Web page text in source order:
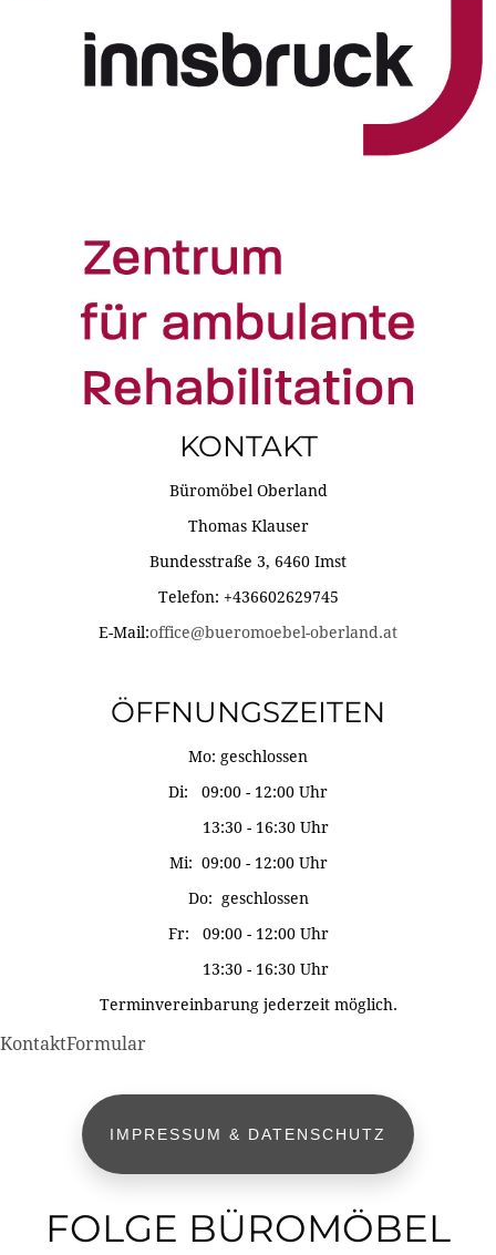
KONTAKT
Büromöbel Oberland
Thomas Klauser
Bundesstraße 3, 6460 Imst
Telefon: +436602629745
E-Mail:office@bueromoebel-oberland.at
ÖFFNUNGSZEITEN
Mo: geschlossen
Di: 09:00 - 12:00 Uhr
13:30 - 16:30 Uhr
Mi: 09:00 - 12:00 Uhr
Do: geschlossen
Fr: 09:00 - 12:00 Uhr
13:30 - 16:30 Uhr
Terminvereinbarung jederzeit möglich.
KontaktFormular
IMPRESSUM & DATENSCHUTZ
FOLGE BÜROMÖBEL